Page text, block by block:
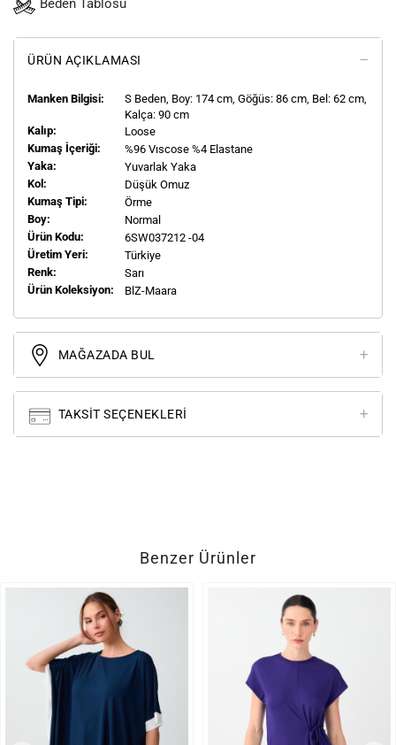
Beden Tablosu
ÜRÜN AÇIKLAMASI
Manken Bilgisi: S Beden, Boy: 174 cm, Göğüs: 86 cm, Bel: 62 cm,
Kalça: 90 cm
Kalıp:
Loose
Kumaş İçeriği:
%96 Vıscose %4 Elastane
Yaka:
Yuvarlak Yaka
Kol:
Düşük Omuz
Kumaş Tipi:
Örme
Boy:
Normal
Ürün Kodu:
6SW037212 -04
Üretim Yeri:
Türkiye
Renk:
Sarı
Ürün Koleksiyon:
BlZ-Maara
MAĞAZADA BUL
TAKSIT SEÇENEKLERI
Benzer Ürünler